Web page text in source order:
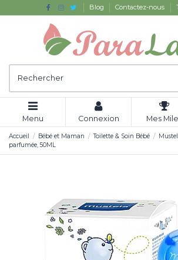
Blog Contactez-nous
Menu Connexion Mes
Accueil Bébé et Maman Toilette & Soin Bébé
parfumée, 50ML